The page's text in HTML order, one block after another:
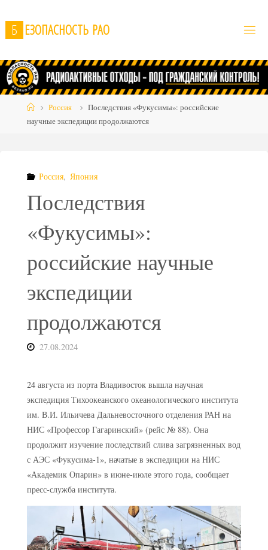
to
content
Б ЕЗОПАСНОСТЬ РАО
HomeРоссия
Последствия «Фукусимы»: российские
научные экспедиции продолжаются
Россия, Япония
Последствия
«Фукусимы»:
российские научные
экспедиции
продолжаются
27.08.2024
24 августа из порта Владивосток вышла научная
экспедиция Тихоокеанского океанологического института
им. В.И. Ильичева Дальневосточного отделения РАН на
НИС «Профессор Гагаринский» (рейс № 88). Она
продолжит изучение последствий слива загрязненных вод
с АЭС «Фукусима-1», начатые в экспедиции на НИС
«Академик Опарин» в июне-июле этого года, сообщает
пресс-служба института.